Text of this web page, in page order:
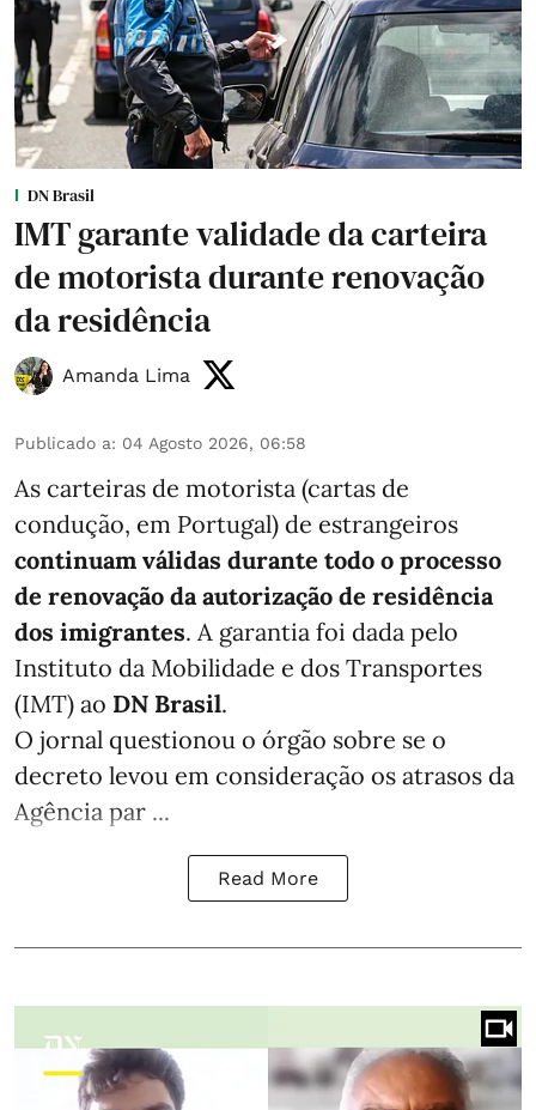
DN Brasil
IMT garante validade da carteira
de motorista durante renovação
da residência
Amanda Lima
Publicado a: 04 Agosto 2026, 06:58
As carteiras de motorista (cartas de
condução, em Portugal) de estrangeiros
continuam válidas durante todo o processo
de renovação da autorização de residência
dos imigrantes. A garantia foi dada pelo
Instituto da Mobilidade e dos Transportes
(IMT) ao DN Brasil.
O jornal questionou o órgão sobre se o
decreto levou em consideração os atrasos da
Agência par ...
Read More